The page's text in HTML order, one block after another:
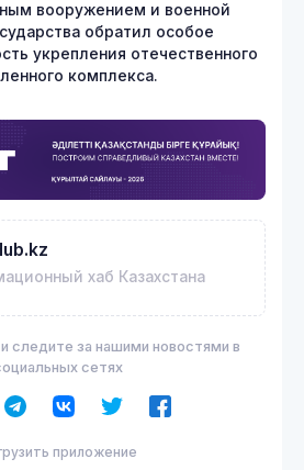
вооружением и военной
обратил особое
укрепления отечественного
комплекса.
хаб Казахстана
следите за нашими новостями в
сетях
приложение